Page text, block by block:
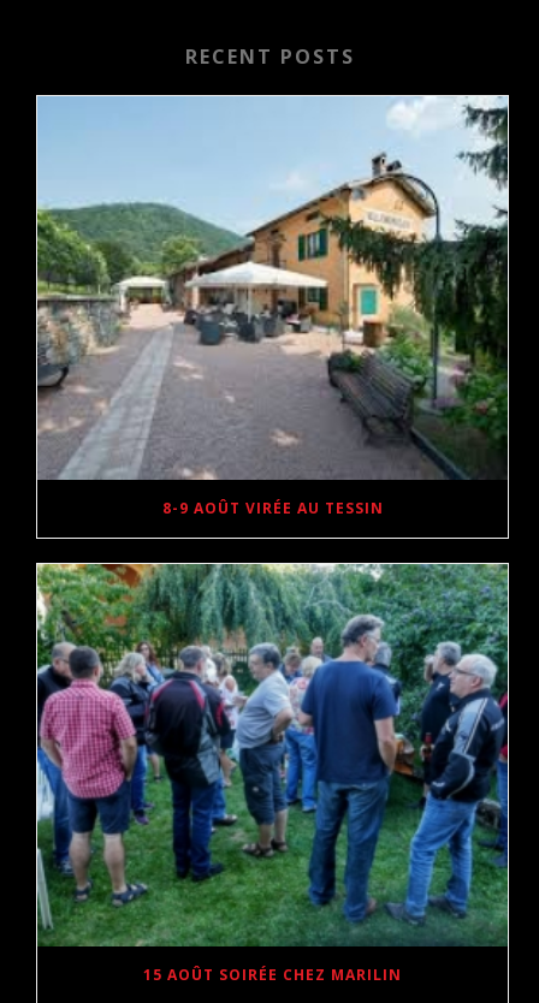
RECENT POSTS
8-9 AOÛT VIRÉE AU TESSIN
15 AOÛT SOIRÉE CHEZ MARILIN